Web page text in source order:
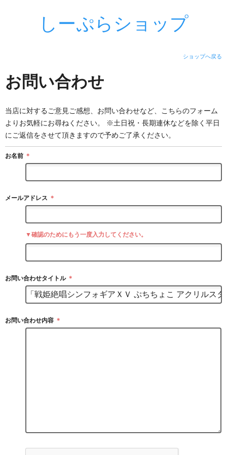
しーぷらショップ
ショップへ戻る
お問い合わせ
当店に対するご意見ご感想、お問い合わせなど、こちらのフォーム
よりお気軽にお尋ねください。 ※土日祝・長期連休などを除く平日
にご返信をさせて頂きますので予めご了承ください。
お名前 ＊
メールアドレス ＊
▼確認のためにもう一度入力してください。
お問い合わせタイトル ＊
お問い合わせ内容 ＊